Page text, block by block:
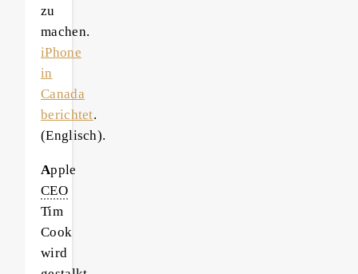
zu
machen.
iPhone
in
Canada
berichtet.
(Englisch).
Apple
CEO
Tim
Cook
wird